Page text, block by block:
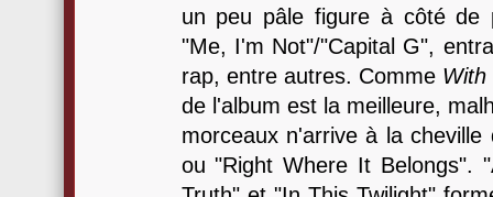
un peu pâle figure à côté de
"Me, I'm Not"/"Capital G",
rap, entre autres. Comme With
de l'album est la meilleure,
morceaux n'arrive à la cheville
ou "Right Where It Belongs".